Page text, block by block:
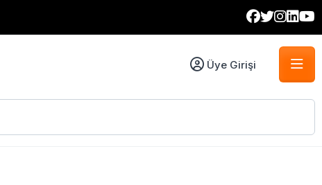
Üye Girişi